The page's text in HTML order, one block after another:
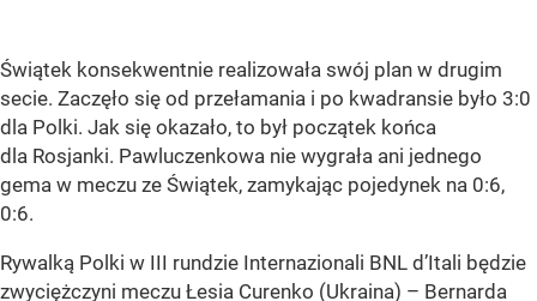
Świątek konsekwentnie realizowała swój plan w drugim
secie. Zaczęło się od przełamania i po kwadransie było 3:0
dla Polki. Jak się okazało, to był początek końca
dla Rosjanki. Pawluczenkowa nie wygrała ani jednego
gema w meczu ze Świątek, zamykając pojedynek na 0:6,
0:6.
Rywalką Polki w III rundzie Internazionali BNL d’Itali będzie
zwyciężczyni meczu Łesia Curenko (Ukraina) – Bernarda